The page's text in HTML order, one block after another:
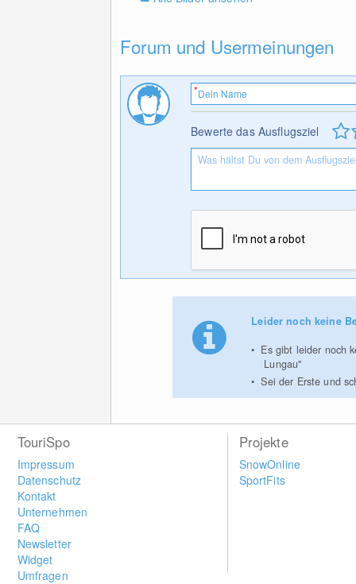
Forum und Usermeinungen
Bewerte das Ausflugsziel
Leider noch keine
Es gibt leider noch
Lungau"
Sei der Erste und
TouriSpo
Impressum
Datenschutz
Kontakt
Unternehmen
FAQ
Newsletter
Widget
Umfragen
Projekte
SnowOnline
SportFits